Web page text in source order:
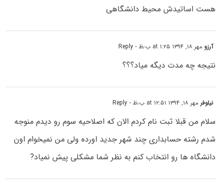
هست اساتیدش محیط دانشگاهی
آرزومهر ۱۸, ۱۳۹۴ at ۱:۲۵ ب٫ظ - Reply
نتیجه چه مدت دیگه میاد؟؟؟
نیلوفر مهر ۱۸, ۱۳۹۴ at ۱۲:۵۱ ب٫ظ - Reply
سلام من قبلا ثبت نام کردم الان که اصلاحیه سوم رو دیدم منوجه
شدم رشته حسابداری چند شهر جدید اورده ولی من نمیخوام اون
دانشگاه ها رو انتخاب کنم به نظر شما مشکلی پیش نمیاد?